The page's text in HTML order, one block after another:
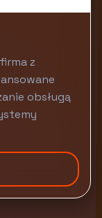
z
obsługą